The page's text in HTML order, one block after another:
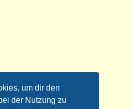
um dir den
der Nutzung zu